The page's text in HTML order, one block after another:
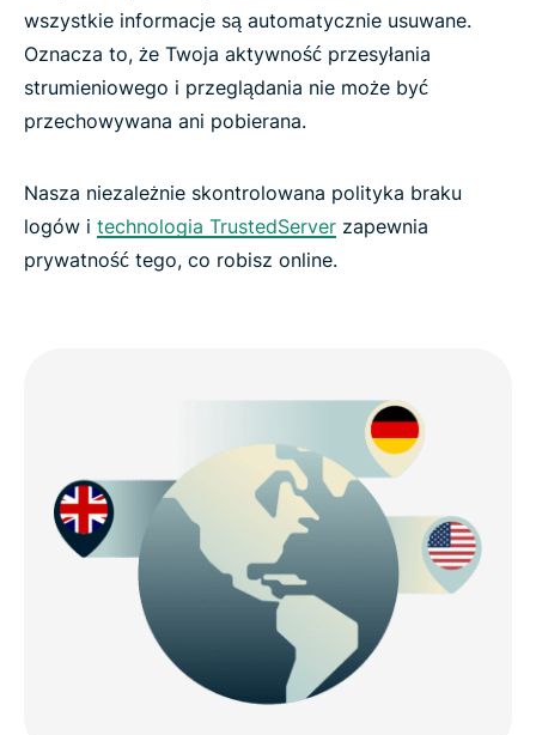
wszystkie informacje są automatycznie usuwane.
Oznacza to, że Twoja aktywność przesyłania
strumieniowego i przeglądania nie może być
przechowywana ani pobierana.
Nasza niezależnie skontrolowana polityka braku
logów i technologia TrustedServer zapewnia
prywatność tego, co robisz online.